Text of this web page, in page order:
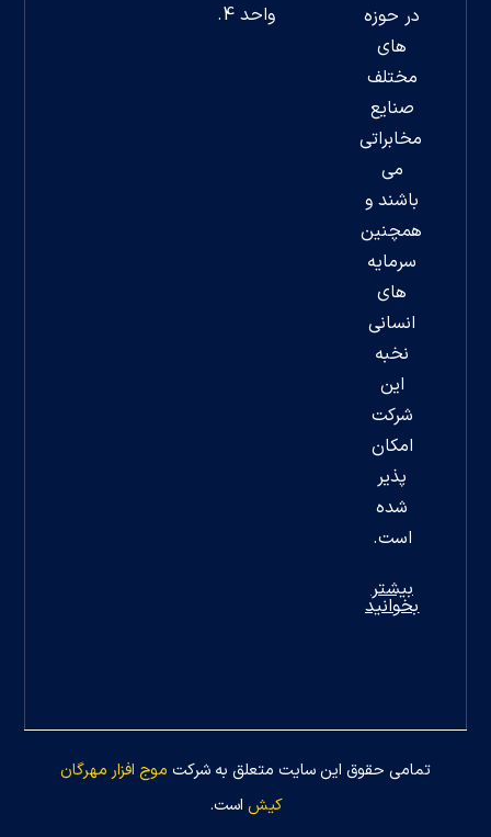
در حوزه
های
مختلف
صنایع
مخابراتی
می
باشند و
همچنین
سرمایه
های
انسانی
نخبه
این
شرکت
امکان
پذیر
شده
است.
بیشتر
بخوانید
واحد 4.
تمامی حقوق این سایت متعلق به شرکت موج افزار مهرگان
کیش است.